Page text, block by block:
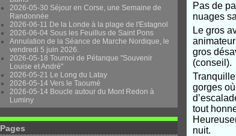
2026-05-30 Séjour en Corse, une Semaine de
Randonnée
2026-06-11 De la Londe à la plage de l'Estagnol
2026-06-04 Sous les Feuillus de Saint Pons
Annulation de la Séance de Marche Nordique, le
vendredi 5 juin 2026.
2026-05-18 Tournoi de Pétanque "Souvenir
Louise et André"
2026-05-21 Le Long du Latay
2026-05-14 Vers le Taoumé
2026-05-14 Boucle autour du Mont Redon à
Luminy
Pages
Pas de
nuages
Le gros
gros
(conseil).
gorges
tout
nuit.